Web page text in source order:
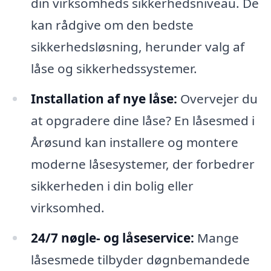
kan rådgive om den bedste
sikkerhedsløsning, herunder valg af
låse og sikkerhedssystemer.
Installation af nye låse: Overvejer du
at opgradere dine låse? En låsesmed i
Årøsund kan installere og montere
moderne låsesystemer, der forbedrer
sikkerheden i din bolig eller
virksomhed.
24/7 nøgle- og låseservice: Mange
låsesmede tilbyder døgnbemandede